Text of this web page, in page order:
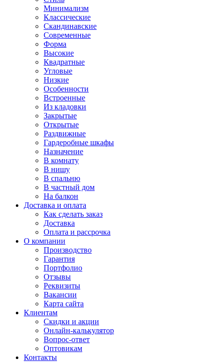
Минимализм
Классические
Скандинавские
Современные
Форма
Высокие
Квадратные
Угловые
Низкие
Особенности
Встроенные
Из кладовки
Закрытые
Открытые
Раздвижные
Гардеробные шкафы
Назначение
В комнату
В нишу
В спальню
В частный дом
На балкон
Доставка и оплата
Как сделать заказ
Доставка
Оплата и рассрочка
О компании
Производство
Гарантия
Портфолио
Отзывы
Реквизиты
Вакансии
Карта сайта
Клиентам
Скидки и акции
Онлайн-калькулятор
Вопрос-ответ
Оптовикам
Контакты